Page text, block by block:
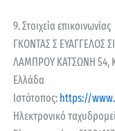
9. Στοιχεία επικοινωνίας
ΓΚΟΝΤΑΣ Σ ΕΥΑΓΓΕΛΟΣ
ΛΑΜΠΡΟΥ ΚΑΤΣΩΝΗ 54,
Ελλάδα
Ιστότοπος: https://
Ηλεκτρονικό